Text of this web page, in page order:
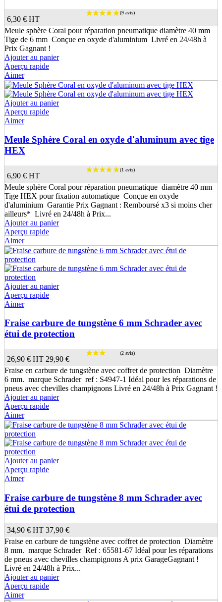
(2 avis)
6,30 € HT
Meule sphère Coral pour réparation pneumatique diamètre 40 mm
Tige de 6 mm Conçue en oxyde d'aluminium Livré en 24/48h à
Prix Gagnant !
Ajouter au panier
Aperçu rapide
Aimer
Ajouter au panier
Aperçu rapide
Aimer
Meule Sphère Coral en oxyde d'aluminum avec tige
HEX
6,90 € HT
Meule sphère Coral pour réparation pneumatique diamètre 40 mm
Tige HEX pour fixation automatique Conçue en oxyde
d'aluminium Garantie Prix Gagnant : Remboursé x3 si moins cher
ailleurs* Livré en 24/48h à Prix...
Ajouter au panier
Aperçu rapide
Aimer
Ajouter au panier
Aperçu rapide
Aimer
Fraise carbure de tungstène 6 mm Schrader avec
étui de protection
26,90 € HT 29,90 €
Fraise en carbure de tungstène avec coffret de protection Diamètre
6 mm. marque Schrader ref : S4947-1 Idéal pour les réparations de
pneus avec chevilles champignons Livré en 24/48h à Prix Gagnant !
Ajouter au panier
Aperçu rapide
Aimer
Ajouter au panier
Aperçu rapide
Aimer
Fraise carbure de tungstène 8 mm Schrader avec
étui de protection
34,90 € HT 37,90 €
Fraise en carbure de tungstène avec coffret de protection Diamètre
8 mm. marque Schrader Ref : 65581-67 Idéal pour les réparations
de pneus avec chevilles champignons A prix GarageGagnant !
Livré en 24/48h à Prix...
Ajouter au panier
Aperçu rapide
Aimer